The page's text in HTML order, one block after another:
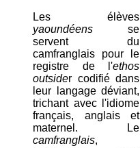
Les élèves
yaoundéens se
servent du
camfranglais pour le
registre de l'ethos
outsider codifié dans
leur langage déviant,
trichant avec l'idiome
français, anglais et
maternel. Le
camfranglais,